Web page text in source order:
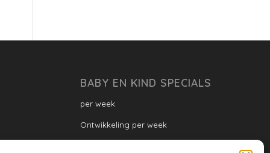
BABY EN KIND SPECIALS
per week
Ontwikkeling per week